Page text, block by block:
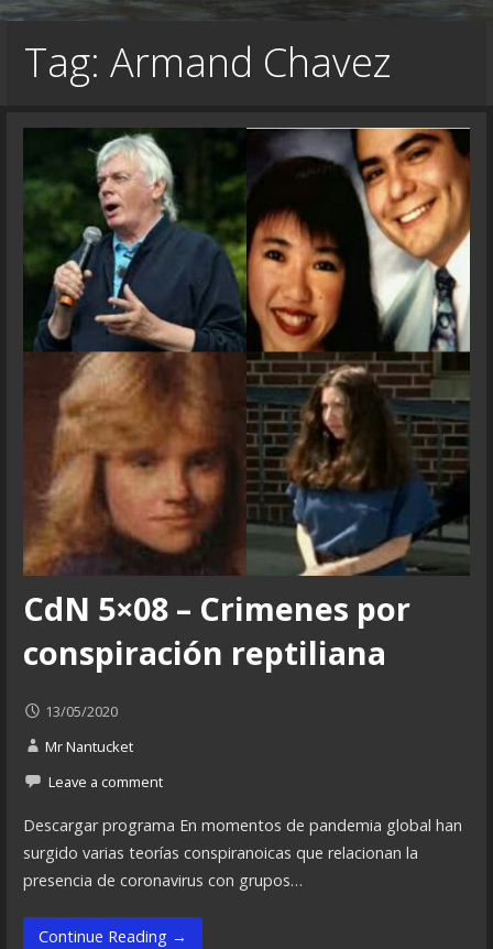
Tag: Armand Chavez
CdN 5×08 – Crimenes por
conspiración reptiliana
13/05/2020
Mr Nantucket
Leave a comment
Descargar programa En momentos de pandemia global han
surgido varias teorías conspiranoicas que relacionan la
presencia de coronavirus con grupos…
Continue Reading →